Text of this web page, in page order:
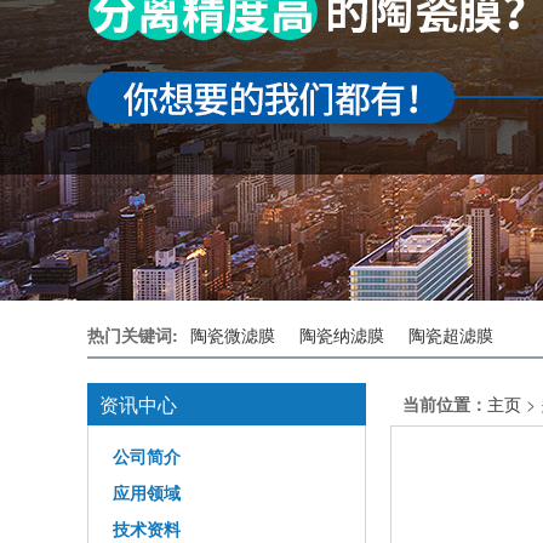
热门关键词: 陶瓷微滤膜 陶瓷纳滤膜 陶瓷超滤膜
资讯中心
公司简介
应用领域
技术资料
当前位置： 主页 >